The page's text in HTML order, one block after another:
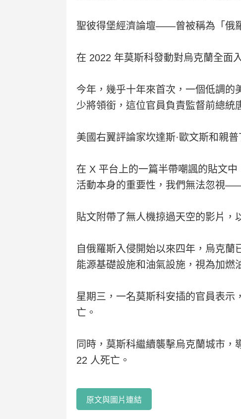
聖彼得堡經濟論壇——曾被稱為「俄
在 2022 年莫斯科發動對烏克蘭全面
今年，幾乎十年來首次，一個低調的
少將領銜，這位官員負責監督前總統
美國右翼評論家坎達斯·歐文斯和親
在 X 平台上的一篇半帶嘲諷的貼文
活動本身的重要性，我們無法忽視
貼文附帶了無人機掠過天空的影片，
自俄羅斯入侵開始以來四年，烏克
能源基礎設施和油氣設施，視為加燃
星期三，一名莫斯科安插的官員表
亡。
同時，莫斯科繼續襲擊烏克蘭城市
22 人死亡。
原文與圖片連結